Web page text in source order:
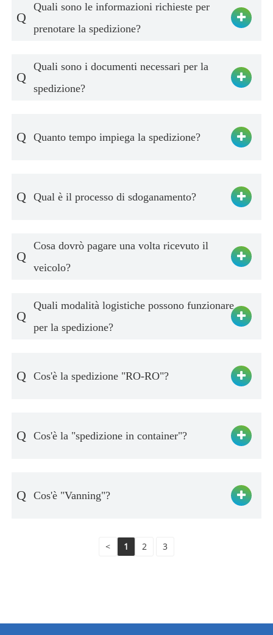
Q
Quali sono le informazioni richieste per
prenotare la spedizione?
Q
Quali sono i documenti necessari per la
spedizione?
Q Quanto tempo impiega la spedizione?
Q Qual è il processo di sdoganamento?
Q
Cosa dovrò pagare una volta ricevuto il
veicolo?
Q
Quali modalità logistiche possono funzionare
per la spedizione?
Q Cos'è la spedizione "RO-RO"?
Q Cos'è la "spedizione in container"?
Q Cos'è "Vanning"?
< 1 2 3